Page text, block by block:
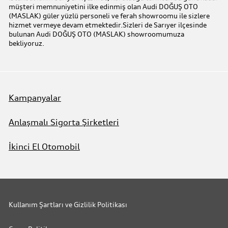
Audi Online Team
Benim Audim
müşteri memnuniyetini ilke edinmiş olan Audi DOĞUŞ OTO
(MASLAK) güler yüzlü personeli ve ferah showroomu ile sizlere
hizmet vermeye devam etmektedir.Sizleri de Sarıyer ilçesinde
bulunan Audi DOĞUŞ OTO (MASLAK) showroomumuza
bekliyoruz.
Kampanyalar
Anlaşmalı Sigorta Şirketleri
İkinci El Otomobil
Kullanım Şartları ve Gizlilik Politikası